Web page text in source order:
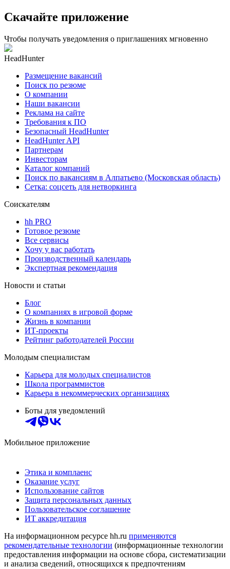
Скачайте приложение
Чтобы получать уведомления о приглашениях мгновенно
HeadHunter
Размещение вакансий
Поиск по резюме
О компании
Наши вакансии
Реклама на сайте
Требования к ПО
Безопасный HeadHunter
HeadHunter API
Партнерам
Инвесторам
Каталог компаний
Поиск по вакансиям в Алпатьево (Московская область)
Сетка: соцсеть для нетворкинга
Соискателям
hh PRO
Готовое резюме
Все сервисы
Хочу у вас работать
Производственный календарь
Экспертная рекомендация
Новости и статьи
Блог
О компаниях в игровой форме
Жизнь в компании
ИТ-проекты
Рейтинг работодателей России
Молодым специалистам
Карьера для молодых специалистов
Школа программистов
Карьера в некоммерческих организациях
Боты для уведомлений
Мобильное приложение
Этика и комплаенс
Оказание услуг
Использование сайтов
Защита персональных данных
Пользовательское соглашение
ИТ аккредитация
На информационном ресурсе hh.ru применяются
рекомендательные технологии (информационные технологии
предоставления информации на основе сбора, систематизации
и анализа сведений, относящихся к предпочтениям